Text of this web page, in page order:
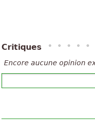
Critiques
Encore aucune opinion